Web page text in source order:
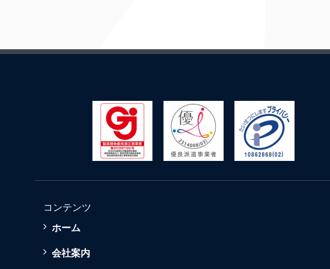
コンテンツ
ホーム
会社案内